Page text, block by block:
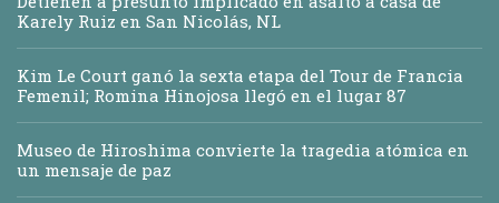
Karely Ruiz en San Nicolás, NL
Kim Le Court ganó la sexta etapa del Tour de Francia
Femenil; Romina Hinojosa llegó en el lugar 87
Museo de Hiroshima convierte la tragedia atómica en
un mensaje de paz